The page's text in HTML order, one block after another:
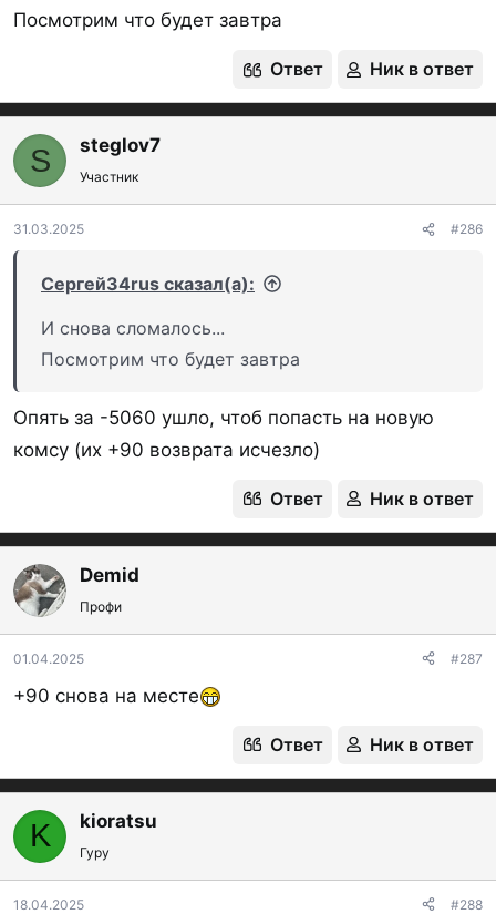
Посмотрим что будет завтра
Ответ Ник в ответ
S steglov7
Участник
31.03.2025 #286
Сергей34rus сказал(а):
И снова сломалось...
Посмотрим что будет завтра
Опять за -5060 ушло, чтоб попасть на новую
комсу (их +90 возврата исчезло)
Ответ Ник в ответ
Demid
Профи
01.04.2025 #287
+90 снова на месте
Ответ Ник в ответ
K kioratsu
Гуру
18.04.2025 #288